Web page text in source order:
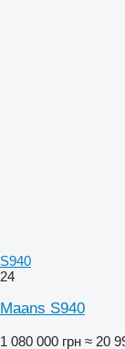
S940
24
Maans S940
1 080 000 грн ≈ 20